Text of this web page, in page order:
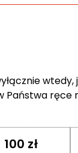
wtedy,
ręce
100 zł